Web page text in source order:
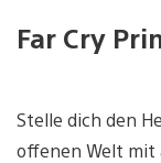
Far Cry
Stelle dich den
offenen Welt mit